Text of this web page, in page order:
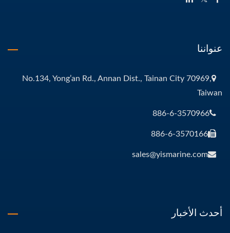
عنواننا
No.134, Yong’an Rd., Annan Dist., Tainan City 70969,
Taiwan
886-6-3570966
886-6-3570166
sales@yismarine.com
أحدث الأخبار